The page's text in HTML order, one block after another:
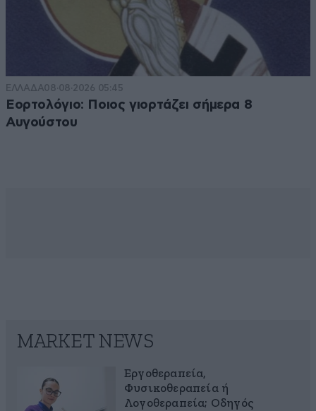
ΕΛΛΑΔΑ08·08·2026 05:45
Εορτολόγιο: Ποιος γιορτάζει σήμερα 8
Αυγούστου
MARKET NEWS
Εργοθεραπεία,
Φυσικοθεραπεία ή
Λογοθεραπεία; Οδηγός